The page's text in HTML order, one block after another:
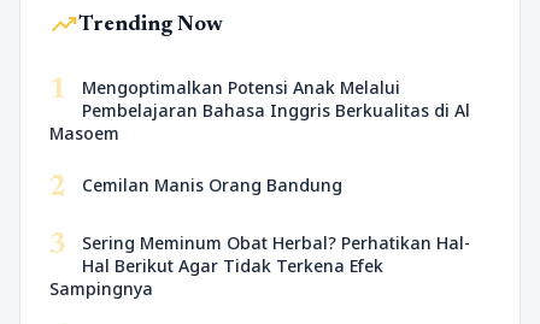
trending_upTrending Now
1
Mengoptimalkan Potensi Anak Melalui
Pembelajaran Bahasa Inggris Berkualitas di Al
Masoem
2 Cemilan Manis Orang Bandung
3
Sering Meminum Obat Herbal? Perhatikan Hal-
Hal Berikut Agar Tidak Terkena Efek
Sampingnya